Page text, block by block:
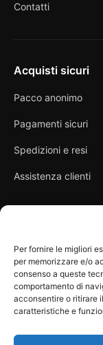
Per fornire le migliori
per memorizzare e/o
consenso a queste
comportamento di
acconsentire o ritirare
caratteristiche e
Contatti
Acquisti sicuri
Pacco anonimo
Pagamenti sicuri
Spedizioni e resi
Assistenza clienti
Privacy Policy
Condizioni di